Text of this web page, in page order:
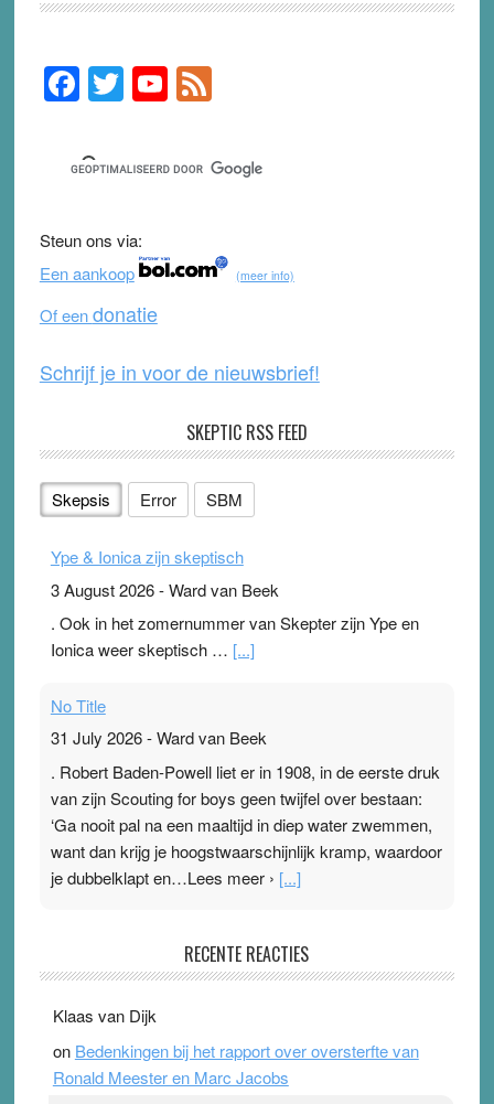
Primary
Sidebar
F
c
e
b
o
o
k
T
tt
er
Y
u
T
b
F
e
d
Steun ons via:
Een aankoop
(meer info)
Of eendonatie
Schrijf je in voor de nieuwsbrief!
SKEPTIC RSS FEED
Skepsis Error SBM
Ype & Ionica zijn skeptisch
3 August 2026-Ward van Beek
. Ook in het zomernummer van Skepter zijn Ype en
Ionica weer skeptisch … [...]
No Title
31 July 2026-Ward van Beek
. Robert Baden-Powell liet er in 1908, in de eerste druk
van zijn Scouting for boys geen twijfel over bestaan:
‘Ga nooit pal na een maaltijd in diep water zwemmen,
want dan krijg je hoogstwaarschijnlijk kramp, waardoor
je dubbelklapt en…Lees meer › [...]
Ward van Beek
topsporters. Ze hopen ermee hun hartslag te verlagen
terwijl ze meer zuurstof opnemen. Daarop heeft zo’n
pleister geen effect. Maar het gevoel ‘makkelijker te
RECENTE REACTIES
Klaas van Dijk
on Bedenkingen bij het rapport over oversterfte van
Ronald Meester en Marc Jacobs